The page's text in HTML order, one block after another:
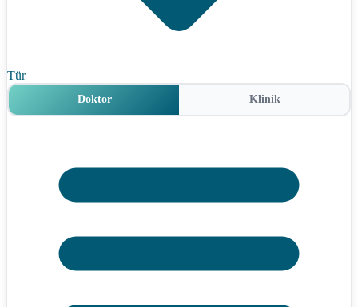
Tür
Doktor Klinik